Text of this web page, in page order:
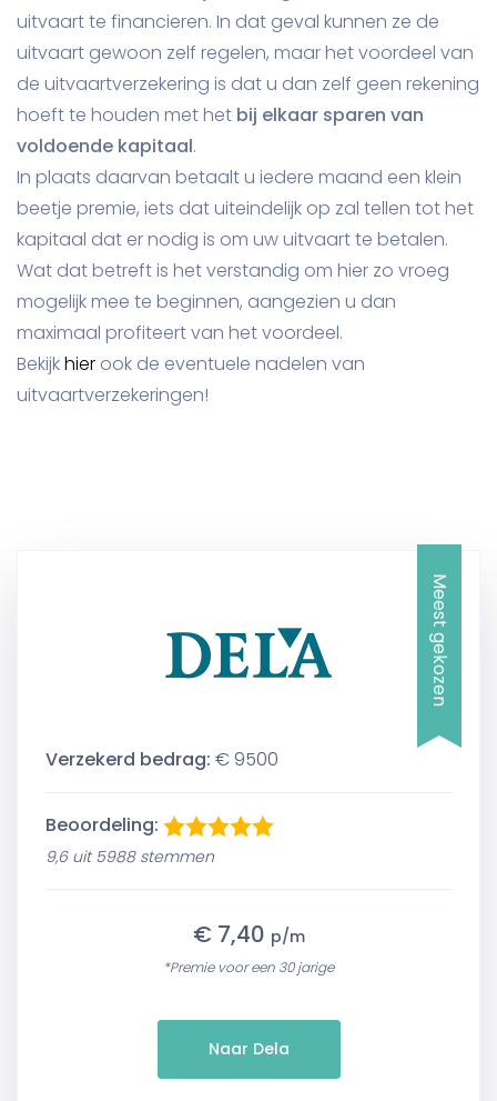
uitvaart te financieren. In dat geval kunnen ze de
uitvaart gewoon zelf regelen, maar het voordeel van
de uitvaartverzekering is dat u dan zelf geen rekening
hoeft te houden met het bij elkaar sparen van
voldoende kapitaal.
In plaats daarvan betaalt u iedere maand een klein
beetje premie, iets dat uiteindelijk op zal tellen tot het
kapitaal dat er nodig is om uw uitvaart te betalen.
Wat dat betreft is het verstandig om hier zo vroeg
mogelijk mee te beginnen, aangezien u dan
maximaal profiteert van het voordeel.
Bekijkhier ook de eventuele nadelen van
uitvaartverzekeringen!
Meest gekozen
Verzekerd bedrag: € 9500
Beoordeling:
9,6 uit 5988 stemmen
€ 7,40 p/m
*Premie voor een 30 jarige
Naar Dela